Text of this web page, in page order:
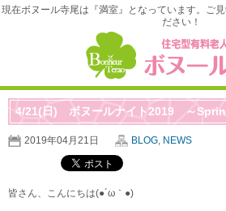
現在ボヌール寺尾は『満室』となっています。ご
ださい！
4/21(日) ボヌールナイト2019 ～
2019年04月21日 BLOG, NEWS
皆さん、こんにちは(●´ω｀●)